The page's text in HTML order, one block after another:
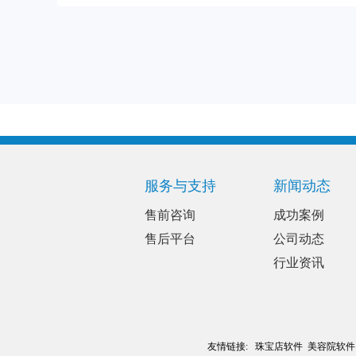
服务与支持
售前咨询
售后平台
新闻动态
成功案例
公司动态
行业资讯
友情链接: 珠宝店软件 美容院软